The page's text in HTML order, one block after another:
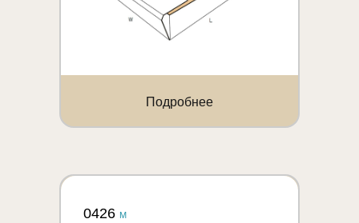
Подробнее
0426 M